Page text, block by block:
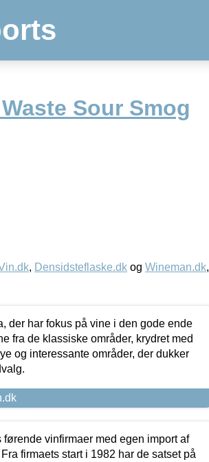
Sour Smog
, Densidsteflaske.dk og Wineman.dk,
der har fokus på vine i den gode ende
fra de klassiske områder, krydret med
og interessante områder, der dukker
vinfirmaer med egen import af
firmaets start i 1982 har de satset på